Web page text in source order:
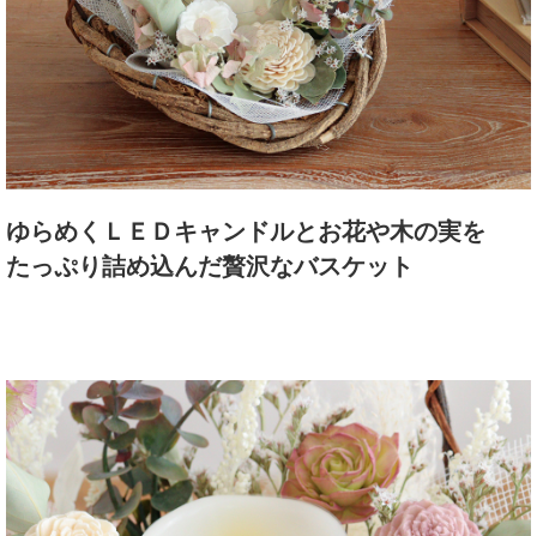
ゆらめくＬＥＤキャンドルとお花や木の実を
たっぷり詰め込んだ贅沢なバスケット